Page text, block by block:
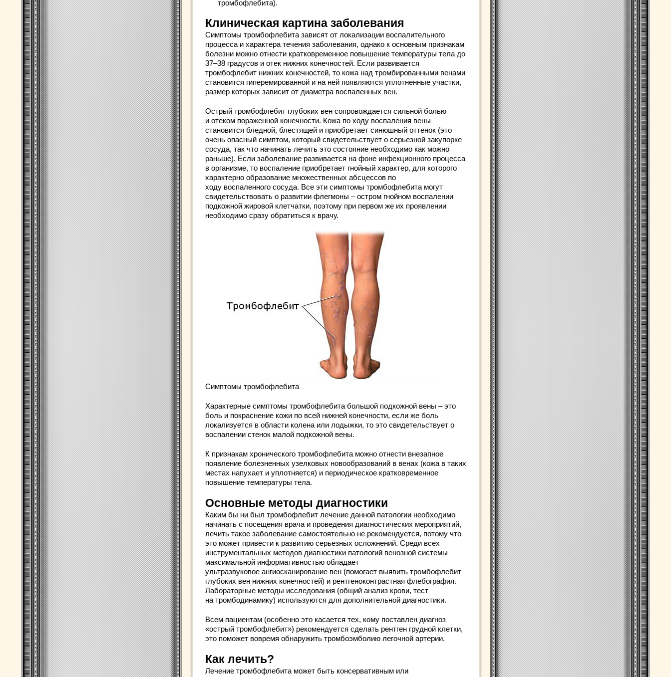
тромбофлебита).
Клиническая картина заболевания
Симптомы тромбофлебита зависят от локализации воспалительного
процесса и характера течения заболевания, однако к основным признакам
болезни можно отнести кратковременное повышение температуры тела до
37–38 градусов и отек нижних конечностей. Если развивается
тромбофлебит нижних конечностей, то кожа над тромбированными венами
становится гиперемированной и на ней появляются уплотненные участки,
размер которых зависит от диаметра воспаленных вен.
Острый тромбофлебит глубоких вен сопровождается сильной болью
и отеком пораженной конечности. Кожа по ходу воспаления вены
становится бледной, блестящей и приобретает синюшный оттенок (это
очень опасный симптом, который свидетельствует о серьезной закупорке
сосуда, так что начинать лечить это состояние необходимо как можно
раньше). Если заболевание развивается на фоне инфекционного процесса
в организме, то воспаление приобретает гнойный характер, для которого
характерно образование множественных абсцессов по
ходу воспаленного сосуда. Все эти симптомы тромбофлебита могут
свидетельствовать о развитии флегмоны – остром гнойном воспалении
подкожной жировой клетчатки, поэтому при первом же их проявлении
необходимо сразу обратиться к врачу.
Симптомы тромбофлебита
Характерные симптомы тромбофлебита большой подкожной вены – это
боль и покраснение кожи по всей нижней конечности, если же боль
локализуется в области колена или лодыжки, то это свидетельствует о
воспалении стенок малой подкожной вены.
К признакам хронического тромбофлебита можно отнести внезапное
появление болезненных узелковых новообразований в венах (кожа в таких
местах напухает и уплотняется) и периодическое кратковременное
повышение температуры тела.
Основные методы диагностики
Каким бы ни был тромбофлебит лечение данной патологии необходимо
начинать с посещения врача и проведения диагностических мероприятий,
лечить такое заболевание самостоятельно не рекомендуется, потому что
это может привести к развитию серьезных осложнений. Среди всех
инструментальных методов диагностики патологий венозной системы
максимальной информативностью обладает
ультразвуковое ангиосканирование вен (помогает выявить тромбофлебит
глубоких вен нижних конечностей) и рентгеноконтрастная флебография.
Лабораторные методы исследования (общий анализ крови, тест
на тромбодинамику) используются для дополнительной диагностики.
Всем пациентам (особенно это касается тех, кому поставлен диагноз
«острый тромбофлебит») рекомендуется сделать рентген грудной клетки,
это поможет вовремя обнаружить тромбоэмболию легочной артерии.
Как лечить?
Лечение тромбофлебита может быть консервативным или